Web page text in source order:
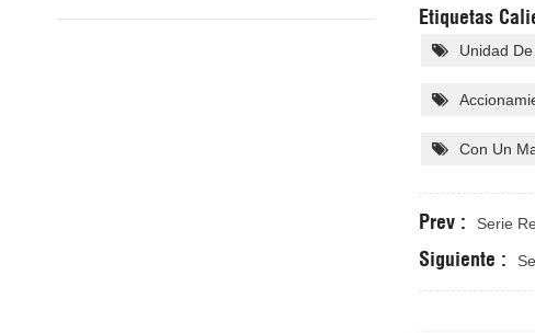
Etiquetas
Unidad
Con Un
Prev : Serie
Siguiente :